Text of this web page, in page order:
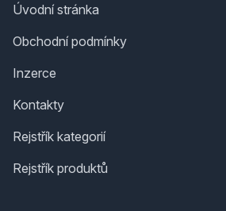
Úvodní stránka
Obchodní podmínky
Inzerce
Kontakty
Rejstřík kategorií
Rejstřík produktů